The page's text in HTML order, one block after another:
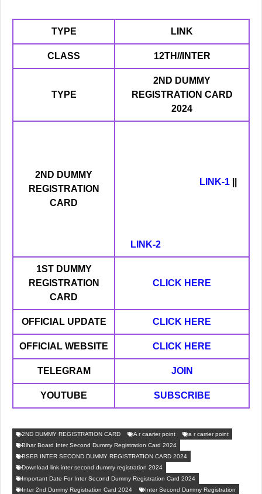
TYPE LINK
CLASS 12TH//INTER
TYPE
2ND DUMMY
REGISTRATION CARD
2024
2ND DUMMY
REGISTRATION
CARD
LINK-1
LINK-2
1ST DUMMY
REGISTRATION
CARD
CLICK HERE
OFFICIAL UPDATE CLICK HERE
OFFICIAL WEBSITE CLICK HERE
TELEGRAM JOIN
YOUTUBE SUBSCRIBE
2ND DUMMY REGISTRATION CARD A r caarier point
a r carrier point
Bihar Board Inter Second Dummy Registration Card 2024
BSEB INTER SECOND DUMMY REGISTRATION CARD 2024
Download link inter second dummy registration 2024
Important Date For Inter Second Dummy Registration Card 2024
Inter 2nd Dummy Registration Card 2024
Inter Second Dummy Registration